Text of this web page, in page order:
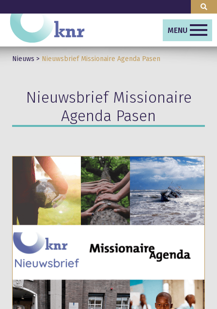
MENU
Nieuws > Nieuwsbrief Missionaire Agenda Pasen
Nieuwsbrief Missionaire
Agenda Pasen